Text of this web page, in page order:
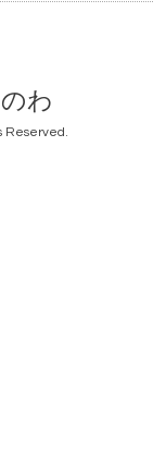
わ
Reserved.